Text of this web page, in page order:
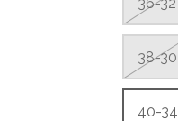
38-30
40-34